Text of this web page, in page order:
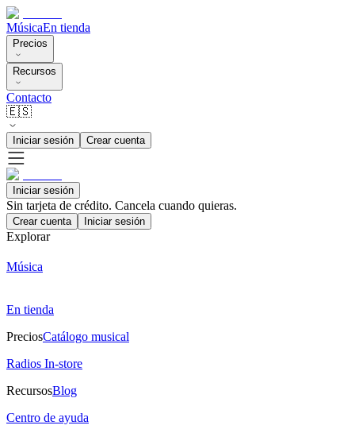
MúsicaEn tienda
Precios
Recursos
Contacto
🇪🇸
Iniciar sesión Crear cuenta
Iniciar sesión
Sin tarjeta de crédito. Cancela cuando quieras.
Crear cuenta Iniciar sesión
Explorar
Música
En tienda
PreciosCatálogo musical
Radios In-store
RecursosBlog
Centro de ayuda